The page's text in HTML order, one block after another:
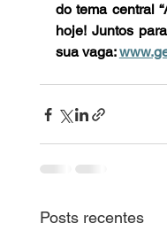
do tema central
hoje! Juntos
sua vaga:
Posts recentes